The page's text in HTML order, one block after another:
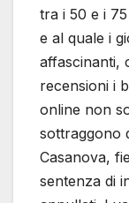
tra i 50 e i
e al quale i
affascinanti,
recensioni i
online non
sottraggono
Casanova,
sentenza di